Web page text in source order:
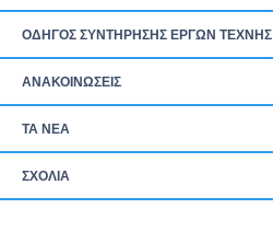
ΟΔΗΓΟΣ ΣΥΝΤΗΡΗΣΗΣ ΕΡΓΩΝ ΤΕΧΝΗΣ
ΑΝΑΚΟΙΝΩΣΕΙΣ
ΤΑ ΝEΑ
ΣΧΟΛΙΑ